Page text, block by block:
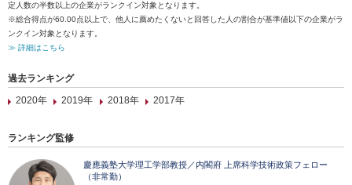
定人数の半数以上の企業がランクイン対象となります。
※総合得点が60.00点以上で、他人に薦めたくないと回答した人の割合が基準値以下の企業がラ
ンクイン対象となります。
≫ 詳細はこちら
過去ランキング
2020年
2019年 2018年 2017年
ランキング監修
慶應義塾大学理工学部教授／内閣府 上席科学技術政策フェロー
（非常勤）